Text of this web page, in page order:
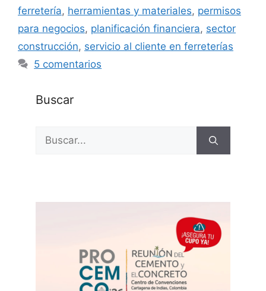
ferretería, herramientas y materiales, permisos
para negocios, planificación financiera, sector
construcción, servicio al cliente en ferreterías
5 comentarios
Buscar
Buscar: